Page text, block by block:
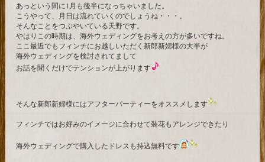
あっという間に1月も後半になっちゃいました。
こうやって、月日は流れていくのでしょうね・・・。
そんなことをつぶやいている天野です。
やはりこの時期は、海外ウェディングをお考えの方が多いですね。
ここ最近でもフィンチにお越しいただく新郎新婦様の大半が
海外ウェディングを検討されてまして
お話を聞くだけでテンションが上がります
そんな新郎新婦様にはアフターパーティーをオススメします
フィンチではお好みのイメージに合わせて装花もアレンジできたり
海外ウェディングで購入したドレスも持込無料です